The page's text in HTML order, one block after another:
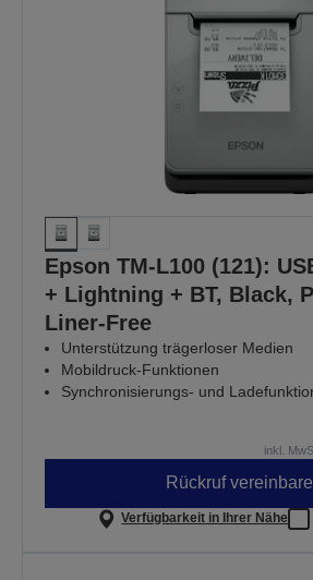
Epson TM-L100 (121):
+ Lightning + BT, Black,
Liner-Free
Unterstützung trägerloser Medien
Mobildruck-Funktionen
Synchronisierungs- und
inkl.
Rückruf
Verfügbarkeit in Ihrer Nähe